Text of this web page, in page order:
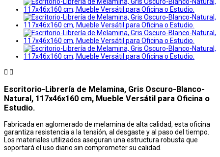
 
Escritorio-Librería de Melamina, Gris Oscuro-Blanco-
Natural, 117x46x160 cm, Mueble Versátil para Oficina o
Estudio.
Fabricada en aglomerado de melamina de alta calidad, esta oficina
garantiza resistencia a la tensión, al desgaste y al paso del tiempo.
Los materiales utilizados aseguran una estructura robusta que
soportará el uso diario sin comprometer su calidad.